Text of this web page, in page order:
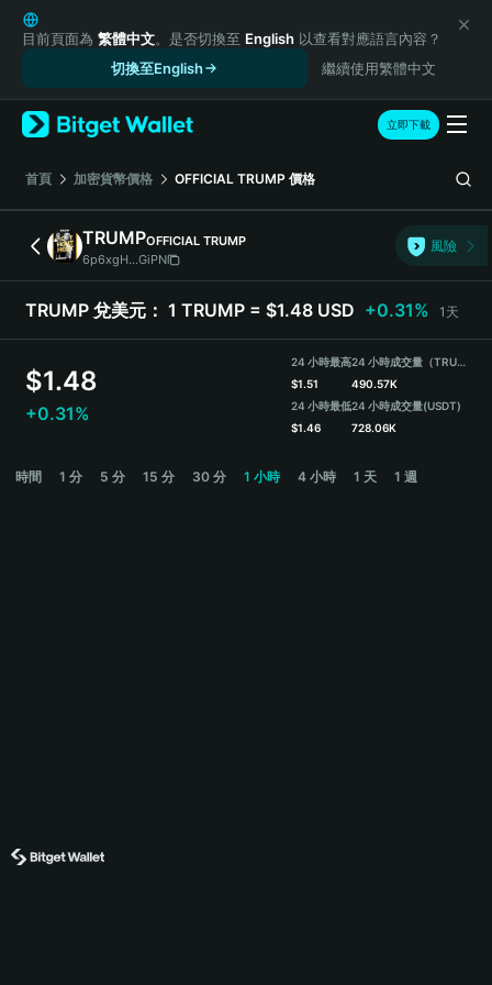
English
日本語
Русский
Español (Latinoamérica)
Türkçe
Italiano
Deutsch
简体中文
繁體中文
Português (Portugal)
हिन्दी
Español (Argentina)
目前頁面為 繁體中文。是否切換至 English 以查看對應語言內容？
切換至English
繼續使用繁體中文
立即下載
首頁 加密貨幣價格 OFFICIAL TRUMP 價格
TRUMPOFFICIAL TRUMP
6p6xgH...GiPN
風險
TRUMP 兌美元： 1 TRUMP = $1.48 USD +0.31% 1天
$1.48
+0.31%
24 小時最高
$1.51
24 小時最低
$1.46
24 小時成交量（TRUMP）
490.57K
24 小時成交量(USDT)
728.06K
時間 1 分 5 分 15 分 30 分 1 小時 4 小時 1 天 1 週